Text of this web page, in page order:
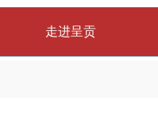
走进呈贡